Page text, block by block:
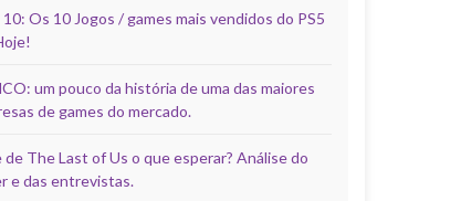
Os 10 Jogos / games mais vendidos do PS5
um pouco da história de uma das maiores
de games do mercado.
de The Last of Us o que esperar? Análise do
e das entrevistas.